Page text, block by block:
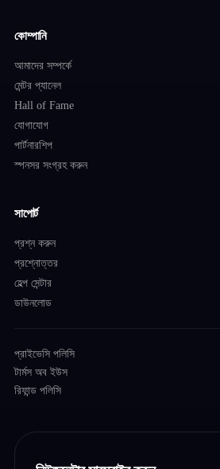
কোম্পানি
আমাদের সম্পর্কে
মেন্টর প্যানেল
Hall of Fame
যোগাযোগ
পার্টনারশিপ
স্পনসর সংগ্রহ করুন
সাপোর্ট
প্রশ্ন করুন
প্রশ্নোত্তর
হেল্প সেন্টার
ডাউনলোড
প্রাইভেসি পলিসি
টার্মস অব ইউস
রিফান্ড পলিসি